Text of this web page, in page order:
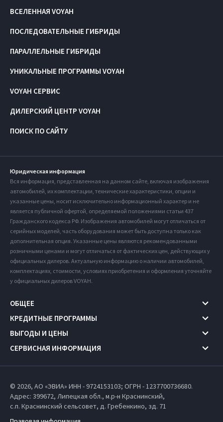
ПОИСК ПО САЙТУ
ВСЕЛЕННАЯ VOYAH
ПОСЛЕДОВАТЕЛЬНЫЕ ГИБРИДЫ
ПАРАЛЛЕЛЬНЫЕ ГИБРИДЫ
УНИКАЛЬНЫЕ ПРОГРАММЫ VOYAH
VOYAH СЕРВИС
ДИЛЕРСКИЙ ЦЕНТР VOYAH
Юридическая информация
Вся информация, представленная на данном сайте, включая изображения
автомобилей, их комплектации, технические характеристики, опции и
указанные цены, носит исключительно информационный характер и не
является публичной офертой, определяемой положениями статьи 437
Гражданского кодекса РФ. Изображения автомобилей могут отличаться от
серийных моделей, часть оборудования может быть доступна только как
дополнительная опция. Указанные цены являются рекомендованными
розничными ценами и могут отличаться от фактических цен, действующих у
официальных дилеров. Актуальную информацию о наличии автомобилей,
комплектациях, стоимости, условиях приобретения и оформления уточняйте
у официальных дилеров VOYAH.
ОБЩЕЕ
КРЕДИТНЫЕ ПРОГРАММЫ
ВЫГОДЫ И ЦЕНЫ
СЕРВИСНАЯ ИНФОРМАЦИЯ
© 2026, АО «ЭВИА» ИНН - 9724153103; ОГРН - 1237700736680.
Адрес: 399672, Липецкая обл., м.р-н Краснинский,
с.п. Краснинский сельсовет, д. Гребенкино, зд. 71